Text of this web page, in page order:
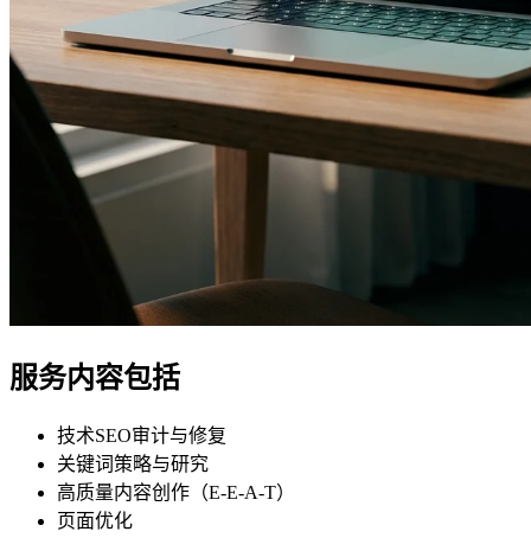
服务内容包括
技术SEO审计与修复
关键词策略与研究
高质量内容创作（E-E-A-T）
页面优化